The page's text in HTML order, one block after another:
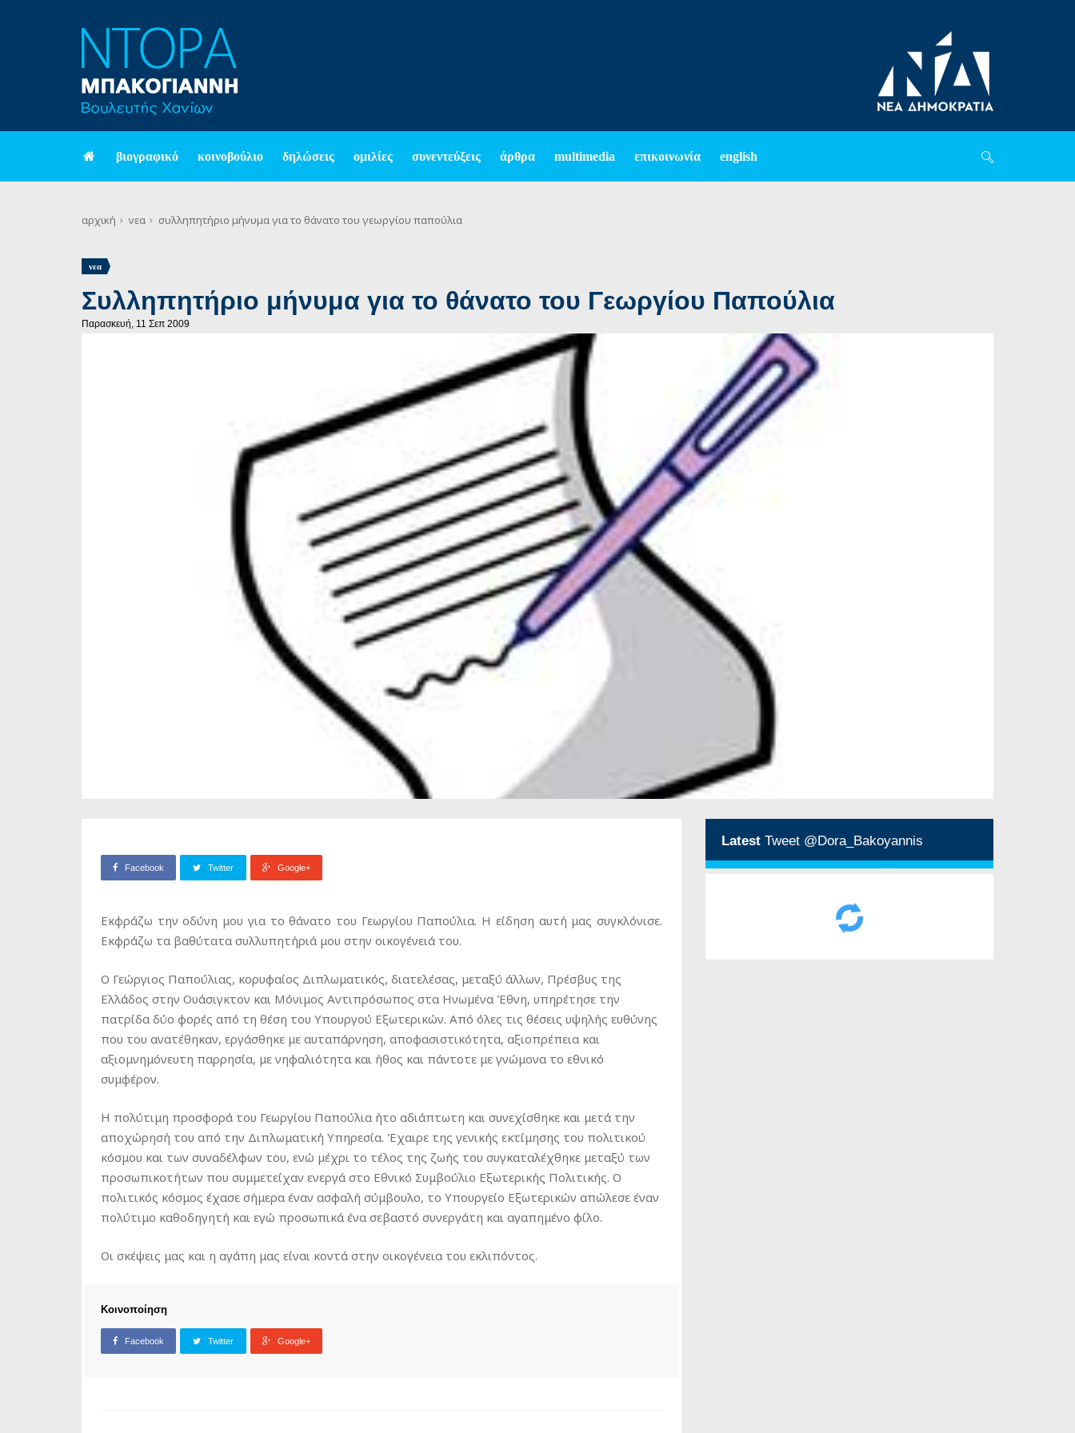
βιογραφικό κοινοβούλιο δηλώσεις ομιλίες συνεντεύξεις άρθρα multimedia επικοινωνία english
αρχική νεα συλληπητήριο μήνυμα για το θάνατο του γεωργίου παπούλια
νεα
Συλληπητήριο μήνυμα για το θάνατο του Γεωργίου Παπούλια
Παρασκευή, 11 Σεπ 2009
Facebook Twitter Google+
Εκφράζω την οδύνη μου για το θάνατο του Γεωργίου Παπούλια. Η είδηση αυτή μας συγκλόνισε.
Εκφράζω τα βαθύτατα συλλυπητήριά μου στην οικογένειά του.
Ο Γεώργιος Παπούλιας, κορυφαίος Διπλωματικός, διατελέσας, μεταξύ άλλων, Πρέσβυς της
Ελλάδος στην Ουάσιγκτον και Μόνιμος Αντιπρόσωπος στα Ηνωμένα Έθνη, υπηρέτησε την
πατρίδα δύο φορές από τη θέση του Υπουργού Εξωτερικών. Από όλες τις θέσεις υψηλής ευθύνης
που του ανατέθηκαν, εργάσθηκε με αυταπάρνηση, αποφασιστικότητα, αξιοπρέπεια και
αξιομνημόνευτη παρρησία, με νηφαλιότητα και ήθος και πάντοτε με γνώμονα το εθνικό
συμφέρον.
Η πολύτιμη προσφορά του Γεωργίου Παπούλια ήτο αδιάπτωτη και συνεχίσθηκε και μετά την
αποχώρησή του από την Διπλωματική Υπηρεσία. Έχαιρε της γενικής εκτίμησης του πολιτικού
κόσμου και των συναδέλφων του, ενώ μέχρι το τέλος της ζωής του συγκαταλέχθηκε μεταξύ των
προσωπικοτήτων που συμμετείχαν ενεργά στο Εθνικό Συμβούλιο Εξωτερικής Πολιτικής. Ο
πολιτικός κόσμος έχασε σήμερα έναν ασφαλή σύμβουλο, το Υπουργείο Εξωτερικών απώλεσε έναν
πολύτιμο καθοδηγητή και εγώ προσωπικά ένα σεβαστό συνεργάτη και αγαπημένο φίλο.
Οι σκέψεις μας και η αγάπη μας είναι κοντά στην οικογένεια του εκλιπόντος.
Κοινοποίηση
Facebook Twitter Google+
Latest Tweet @Dora_Bakoyannis